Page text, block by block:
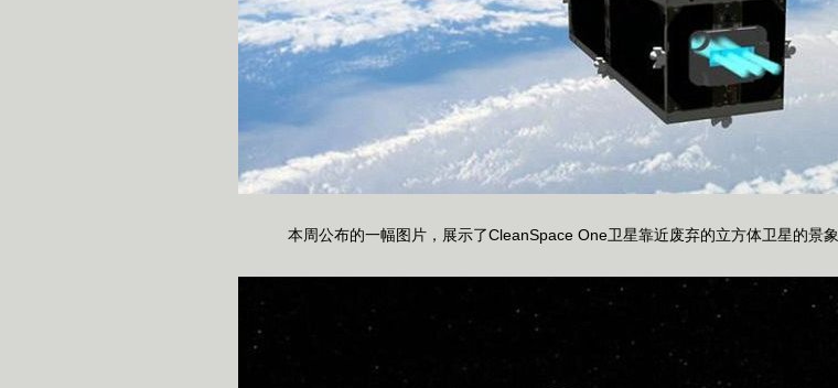
本周公布的一幅图片，展示了CleanSpace One卫星靠近废弃的立方体卫星的景象